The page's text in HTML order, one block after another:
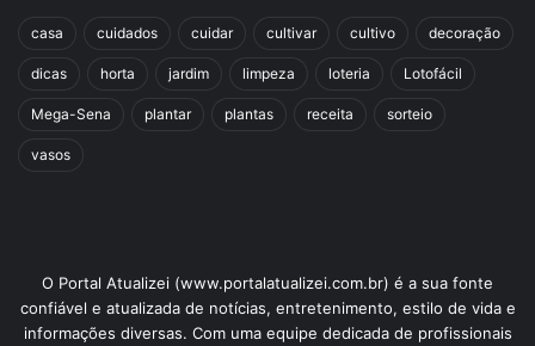
casa cuidados cuidar cultivar cultivo decoração
dicas horta jardim limpeza loteria Lotofácil
Mega-Sena plantar plantas receita sorteio
vasos
O Portal Atualizei (www.portalatualizei.com.br) é a sua fonte
confiável e atualizada de notícias, entretenimento, estilo de vida e
informações diversas. Com uma equipe dedicada de profissionais